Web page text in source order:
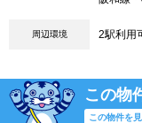
周辺環境 2駅利用
この物
この物件を